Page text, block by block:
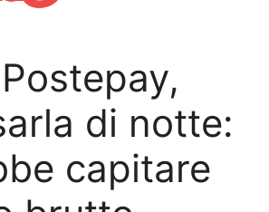
di notte:
capitare